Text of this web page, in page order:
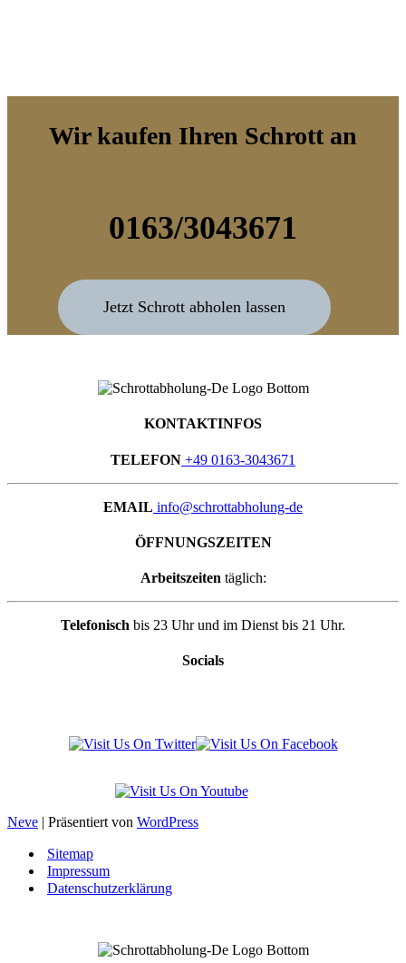
Wir kaufen Ihren Schrott an
0163/3043671
Jetzt Schrott abholen lassen
KONTAKTINFOS
TELEFON +49 0163-3043671
EMAIL info@schrottabholung-de
ÖFFNUNGSZEITEN
Arbeitszeiten täglich:
Telefonisch bis 23 Uhr und im Dienst bis 21 Uhr.
Socials
| Präsentiert vonWordPress
Sitemap
Datenschutzerklärung
KONTAKTINFOS